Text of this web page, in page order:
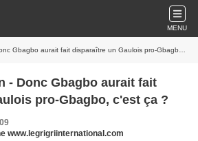
MENU
aurait fait disparaître un Gaulois pro-Gbagbo, c'est ça ?
- Donc Gbagbo aurait fait
pro-Gbagbo, c'est ça ?
www.legrigriinternational.com